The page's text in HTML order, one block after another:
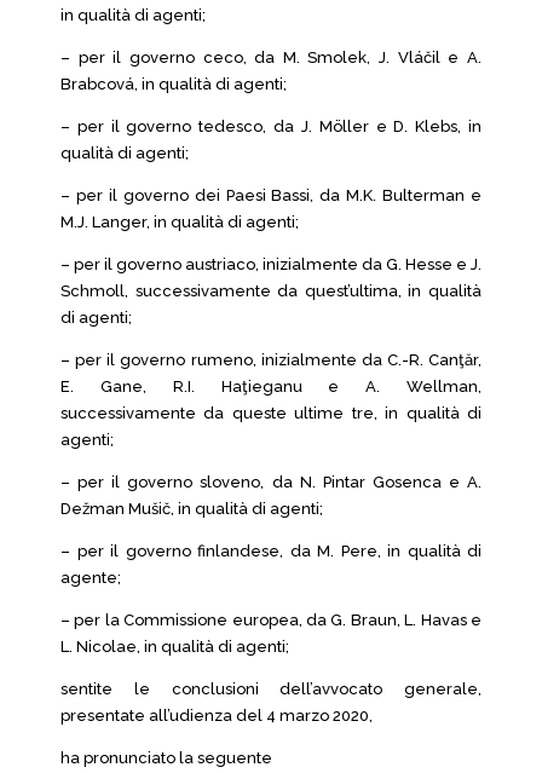
in qualità di agenti;
– per il governo ceco, da M. Smolek, J. Vláčil e A.
Brabcová, in qualità di agenti;
– per il governo tedesco, da J. Möller e D. Klebs, in
qualità di agenti;
– per il governo dei Paesi Bassi, da M.K. Bulterman e
M.J. Langer, in qualità di agenti;
– per il governo austriaco, inizialmente da G. Hesse e J.
Schmoll, successivamente da quest’ultima, in qualità
di agenti;
– per il governo rumeno, inizialmente da C.-R. Canţăr,
E. Gane, R.I. Haţieganu e A. Wellman,
successivamente da queste ultime tre, in qualità di
agenti;
– per il governo sloveno, da N. Pintar Gosenca e A.
Dežman Mušič, in qualità di agenti;
– per il governo finlandese, da M. Pere, in qualità di
agente;
– per la Commissione europea, da G. Braun, L. Havas e
L. Nicolae, in qualità di agenti;
sentite le conclusioni dell’avvocato generale,
presentate all’udienza del 4 marzo 2020,
ha pronunciato la seguente